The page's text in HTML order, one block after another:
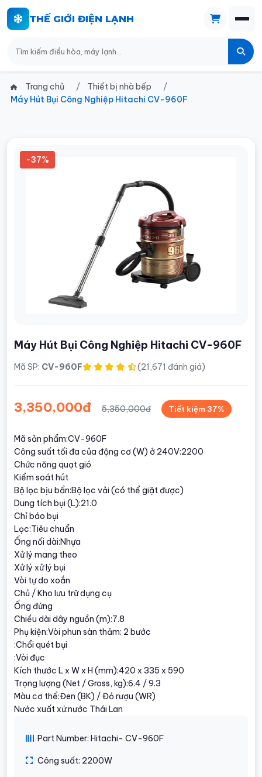
THẾ GIỚI ĐIỆN LẠNH
Trang chủ
Thiết bị nhà bếp
Máy Hút Bụi Công Nghiệp Hitachi CV-960F
-37%
Máy Hút Bụi Công Nghiệp Hitachi CV-960F
Mã SP: CV-960F (21,671 đánh giá)
3,350,000đ 5,350,000đ Tiết kiệm 37%
Mã sản phẩm:CV-960F
Công suất tối đa của động cơ (W) ở 240V:2200
Chức năng quạt gió
Kiểm soát hút
Bộ lọc bịu bẩn:Bộ lọc vải (có thể giặt được)
Dung tích bụi (L):21.0
Chỉ báo bụi
Lọc:Tiêu chuẩn
Ống nối dài:Nhựa
Xử lý mang theo
Xử lý xử lý bụi
Vòi tự do xoắn
Chủ / Kho lưu trữ dụng cụ
Ống đứng
Chiều dài dây nguồn (m):7.8
Phụ kiện:Vòi phun sàn thảm: 2 bước
:Chổi quét bụi
:Vòi đục
Kích thước L x W x H (mm):420 x 335 x 590
Trọng lượng (Net / Gross, kg):6.4 / 9.3
Màu cơ thể:Đen (BK) / Đỏ rượu (WR)
Nước xuất xứ:nước Thái Lan
Part Number: Hitachi- CV-960F
Công suất: 2200W